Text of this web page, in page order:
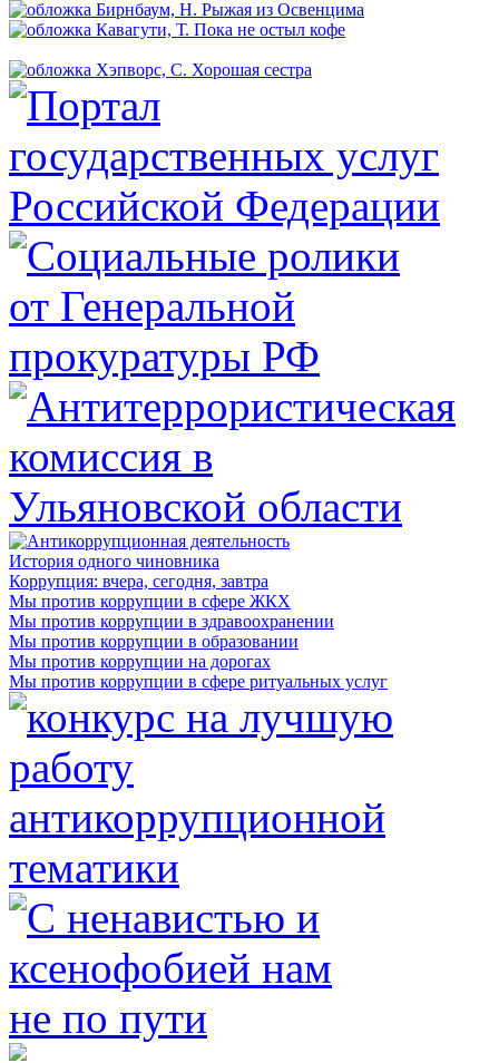
История одного чиновника
Коррупция: вчера, сегодня, завтра
Мы против коррупции в сфере ЖКХ
Мы против коррупции в здравоохранении
Мы против коррупции в образовании
Мы против коррупции на дорогах
Мы против коррупции в сфере ритуальных услуг